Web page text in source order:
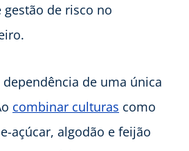
de risco no
de uma única
combinar culturas como
açúcar, algodão e feijão